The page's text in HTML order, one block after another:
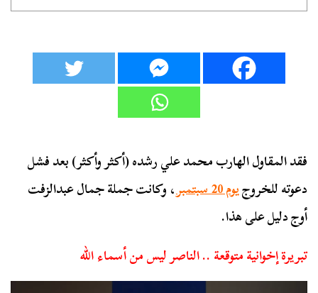
فقد المقاول الهارب محمد علي رشده (أكثر وأكثر) بعد فشل
دعوته للخروجيوم 20 سبتمبر
، وكانت جملة جمال عبدالزفت
أوج دليل على هذا.
تبريرة إخوانية متوقعة .. الناصر ليس من أسماء الله